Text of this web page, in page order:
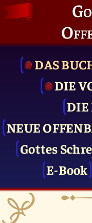
DAS
DIE
DIE
NEUE
Gottes
E-Book